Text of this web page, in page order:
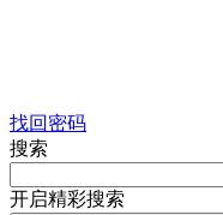
找回密码
搜索
开启精彩搜索